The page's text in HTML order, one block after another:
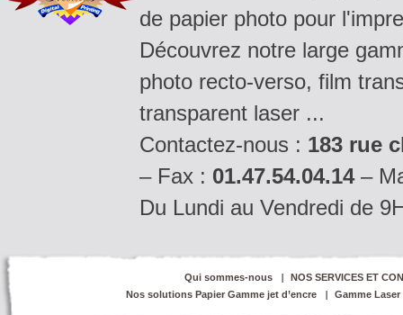
de papier photo pour
Découvrez notre large
photo recto-verso, film
transparent laser ...
Contactez-nous : 183 rue
– Fax : 01.47.54.04.14–
Du Lundi au Vendredi de
Qui sommes-nous
NOS SERVICES ET
Nos solutions Papier Gamme jet d’encre
Gamme Laser